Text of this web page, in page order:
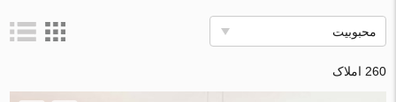
محبوبیت
260 املاک